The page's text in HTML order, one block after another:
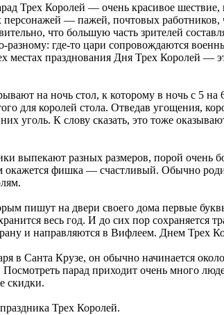
Трех Королей — очень красивое
— пажей, почтовых
что большую часть зрителей
где-то цари сопровождаются
местах празднования Дня Трех Королей —
на ночь стол, к которому в ночь с 5
для королей стола. Отведав угощения,
уголь. К слову сказать, это тоже
выпекают разных размеров, порой очень
окажется фишка — счастливый. Обычно
пишут на двери своего дома первые
весь год. И до сих пор
и направляются в Вифлеем. Днем Трех
в Санта Крузе, он обычно начинается
парад приходит очень много
скидки.
Трех Королей.